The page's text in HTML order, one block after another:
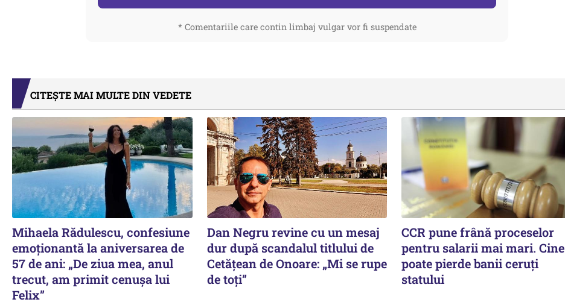
* Comentariile care contin limbaj vulgar vor fi suspendate
CITEȘTE MAI MULTE DIN VEDETE
Mihaela Rădulescu, confesiune
emoționantă la aniversarea de
57 de ani: „De ziua mea, anul
trecut, am primit cenușa lui
Felix”
Dan Negru revine cu un mesaj
dur după scandalul titlului de
Cetățean de Onoare: „Mi se rupe
de toți”
CCR pune frână proceselor
pentru salarii mai mari. Cine
poate pierde banii ceruți
statului